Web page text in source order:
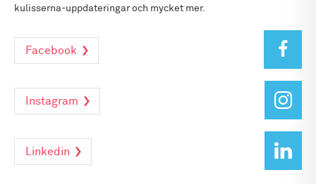
kulisserna-uppdateringar och mycket mer.
Facebook
Instagram
Linkedin